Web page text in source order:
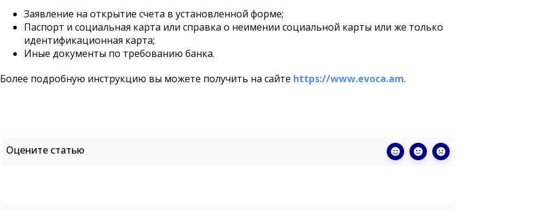
Заявление на открытие счета в установленной форме;
Паспорт и социальная карта или справка о неимении социальной карты или же только
идентификационная карта;
Иные документы по требованию банка.
Более подробную инструкцию вы можете получить на сайте https://www.evoca.am.
Оцените статью